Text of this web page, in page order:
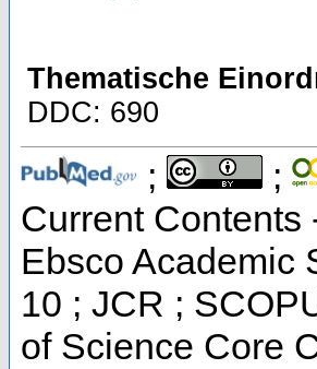
Thematische
DDC: 690
; ;
Current Contents
Ebsco Academic
10 ; JCR ;
of Science Core